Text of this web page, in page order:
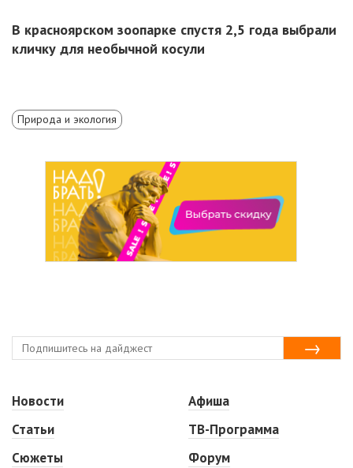
В красноярском зоопарке спустя 2,5 года выбрали
кличку для необычной косули
Природа и экология
Новости
Статьи
Сюжеты
Афиша
ТВ-Программа
Форум